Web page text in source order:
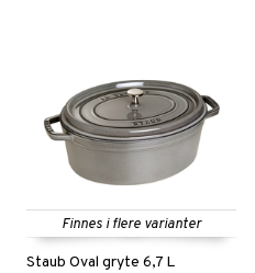
Finnes i flere varianter
Staub Oval gryte 6,7 L